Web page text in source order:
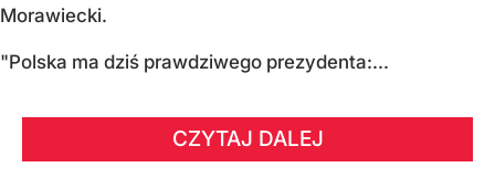
Morawiecki.
"Polska ma dziś prawdziwego prezydenta:...
CZYTAJ DALEJ